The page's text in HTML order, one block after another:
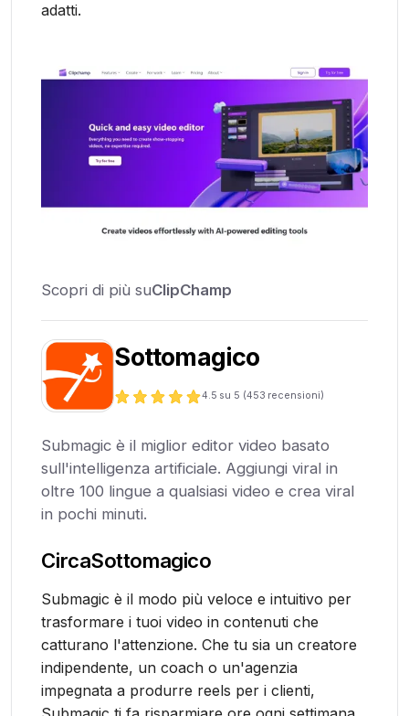
adatti.
Scopri di più suClipChamp
Sottomagico
4.5 su 5 (453 recensioni)
Submagic è il miglior editor video basato
sull'intelligenza artificiale. Aggiungi viral in
oltre 100 lingue a qualsiasi video e crea viral
in pochi minuti.
CircaSottomagico
Submagic è il modo più veloce e intuitivo per
trasformare i tuoi video in contenuti che
catturano l'attenzione. Che tu sia un creatore
indipendente, un coach o un'agenzia
impegnata a produrre reels per i clienti,